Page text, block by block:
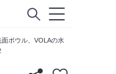
面ボウル、VOLAの水